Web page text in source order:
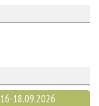
16-18.09.2026